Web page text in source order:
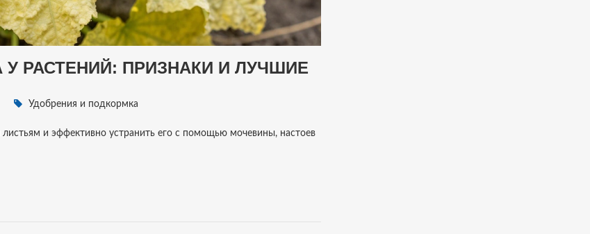
РАСТЕНИЙ: ПРИЗНАКИ И ЛУЧШИЕ
Удобрения и подкормка
и эффективно устранить его с помощью мочевины, настоев